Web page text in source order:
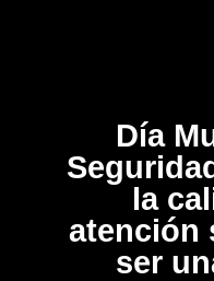
Día
la
atención
ser